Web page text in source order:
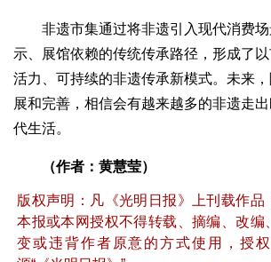
非遗市集通过将非遗引入现代消费场
示、展馆依赖的传统传承路径，形成了
活力、可持续的非遗传承新模式。未来
展和完善，相信会有越来越多的非遗走
代生活。
（作者：黄慧莹）
版权声明：凡《光明日报》上刊载作品
本报或本网授权不得转载、摘编、改编
变或违背作者原意的方式使用，授